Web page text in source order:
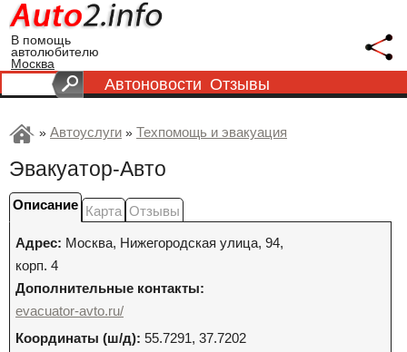
В помощь
автолюбителю
Москва
Автоновости Отзывы
» Автоуслуги » Техпомощь и эвакуация
Эвакуатор-Авто
Описание Карта Отзывы
Адрес: Москва, Нижегородская улица, 94,
корп. 4
Дополнительные контакты:
evacuator-avto.ru/
Координаты (ш/д): 55.7291, 37.7202